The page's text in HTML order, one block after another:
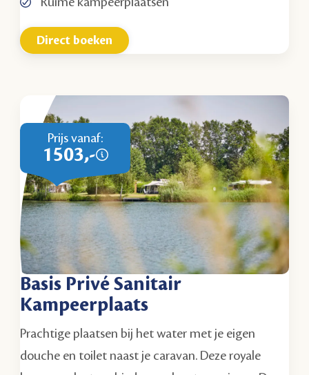
Direct boeken
Prijs vanaf:
1503,-
Basis Privé Sanitair
Kampeerplaats
Prachtige plaatsen bij het water met je eigen
douche en toilet naast je caravan. Deze royale